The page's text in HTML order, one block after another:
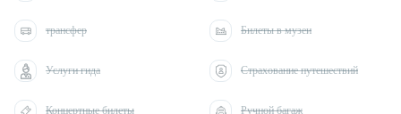
трансфер Билеты в музеи
Услуги гида Страхование путешествий
Концертные билеты Ручной багаж